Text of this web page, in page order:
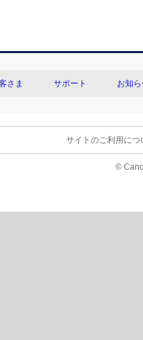
さま サポート お知
サイトのご利用につ
©